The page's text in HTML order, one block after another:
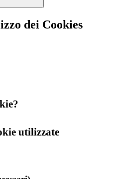
dei Cookies
utilizzate